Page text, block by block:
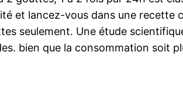
et lancez-vous dans une recette
seulement. Une étude
bien que la consommation soit